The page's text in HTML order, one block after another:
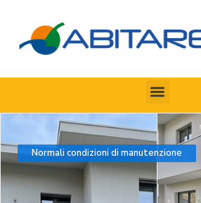
Normali condizioni di manutenzione